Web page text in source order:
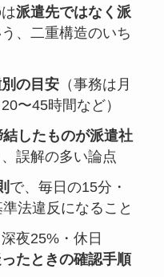
派遣先ではなく派
う、二重構造のいち
の目安（事務は月
〜45時間など）
したものが派遣社
誤解の多い論点
で、毎日の15分・
法違反になること
夜25%・休日
たときの確認手順